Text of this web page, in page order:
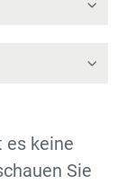
es keine
Sie